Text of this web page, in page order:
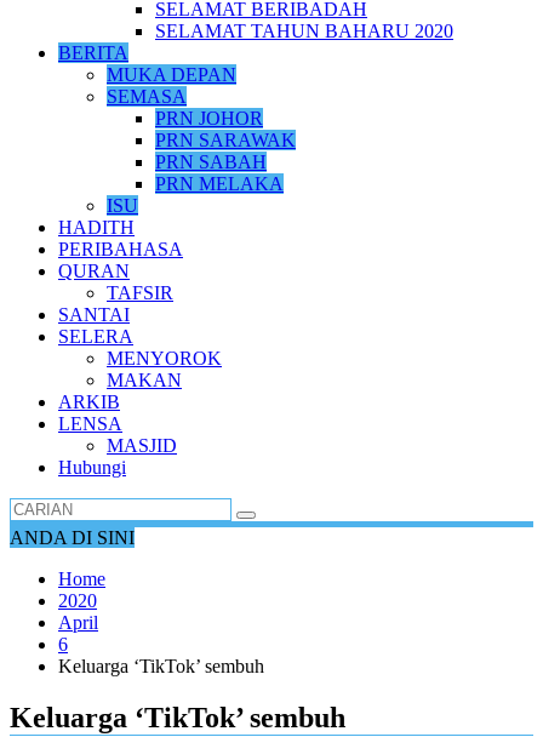
SELAMAT BERIBADAH
SELAMAT TAHUN BAHARU 2020
BERITA
MUKA DEPAN
SEMASA
PRN JOHOR
PRN SARAWAK
PRN SABAH
PRN MELAKA
ISU
HADITH
PERIBAHASA
QURAN
TAFSIR
SANTAI
SELERA
MENYOROK
MAKAN
ARKIB
LENSA
MASJID
Hubungi
ANDA DI SINI
Home
2020
April
6
Keluarga ‘TikTok’ sembuh
Keluarga ‘TikTok’ sembuh